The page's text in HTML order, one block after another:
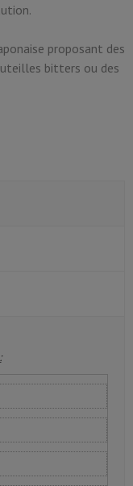
proposant des
bitters ou des